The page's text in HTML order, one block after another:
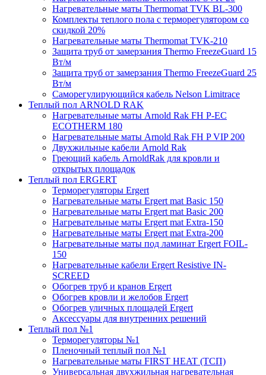
Нагревательные маты Thermomat TVK BL-300
Комплекты теплого пола с терморегулятором со
скидкой 20%
Нагревательные маты Thermomat TVK-210
Защита труб от замерзания Thermo FreezeGuard 15
Вт/м
Защита труб от замерзания Thermo FreezeGuard 25
Вт/м
Саморегулирующийся кабель Nelson Limitrace
Теплый пол ARNOLD RAK
Нагревательные маты Arnold Rak FH P-EC
ECOTHERM 180
Нагревательные маты Arnold Rak FH P VIP 200
Двухжильные кабели Arnold Rak
Греющий кабель ArnoldRak для кровли и
открытых площадок
Теплый пол ERGERT
Терморегуляторы Ergert
Нагревательные маты Ergert mat Basic 150
Нагревательные маты Ergert mat Basic 200
Нагревательные маты Ergert mat Extra-150
Нагревательные маты Ergert mat Extra-200
Нагревательные маты под ламинат Ergert FOIL-
150
Нагревательные кабели Ergert Resistive IN-
SCREED
Обогрев труб и кранов Ergert
Обогрев кровли и желобов Ergert
Обогрев уличных площадей Ergert
Аксессуары для внутренних решений
Теплый пол №1
Терморегуляторы №1
Пленочный теплый пол №1
Нагревательные маты FIRST HEAT (ТСП)
Универсальная двухжильная нагревательная